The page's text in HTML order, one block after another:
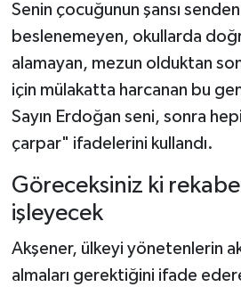
Senin çocuğunun şansı
beslenemeyen, okullarda
alamayan, mezun olduktan
için mülakatta harcanan bu
Sayın Erdoğan seni, sonra
çarpar" ifadelerini kullandı.
Göreceksiniz ki
işleyecek
Akşener, ülkeyi yönetenlerin
almaları gerektiğini ifade